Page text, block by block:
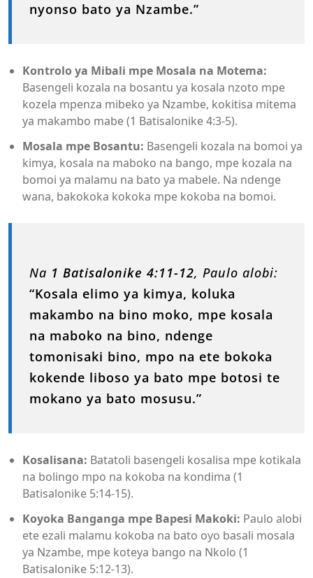
nyonso bato ya Nzambe.”
Kontrolo ya Mibali mpe Mosala na Motema:
Basengeli kozala na bosantu ya kosala nzoto mpe
kozela mpenza mibeko ya Nzambe, kokitisa mitema
ya makambo mabe (1 Batisalonike 4:3-5).
Mosala mpe Bosantu: Basengeli kozala na bomoi ya
kimya, kosala na maboko na bango, mpe kozala na
bomoi ya malamu na bato ya mabele. Na ndenge
wana, bakokoka kokoka mpe kokoba na bomoi.
Na 1 Batisalonike 4:11-12, Paulo alobi:
“Kosala elimo ya kimya, koluka
makambo na bino moko, mpe kosala
na maboko na bino, ndenge
tomonisaki bino, mpo na ete bokoka
kokende liboso ya bato mpe botosi te
mokano ya bato mosusu.”
Kosalisana: Batatoli basengeli kosalisa mpe kotikala
na bolingo mpo na kokoba na kondima (1
Batisalonike 5:14-15).
Koyoka Banganga mpe Bapesi Makoki: Paulo alobi
ete ezali malamu kokoba na bato oyo basali mosala
ya Nzambe, mpe koteya bango na Nkolo (1
Batisalonike 5:12-13).